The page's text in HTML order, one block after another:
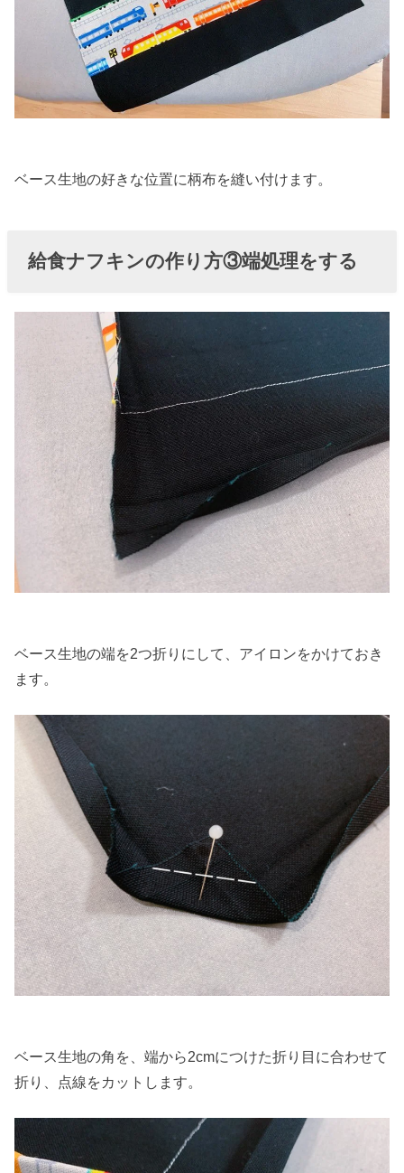
ベース生地の好きな位置に柄布を縫い付けます。
給食ナフキンの作り方③端処理をする
ベース生地の端を2つ折りにして、アイロンをかけておき
ます。
ベース生地の角を、端から2cmにつけた折り目に合わせて
折り、点線をカットします。